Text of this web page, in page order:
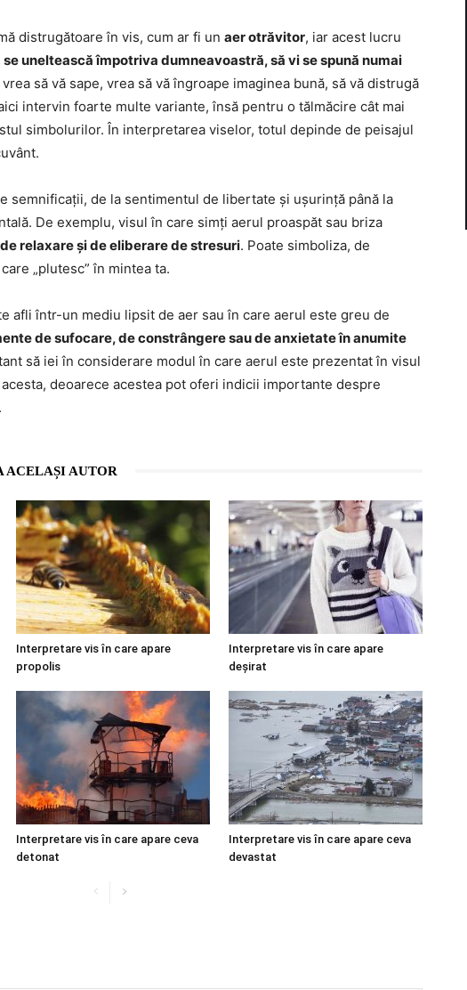
distrugătoare în vis, cum ar fi un aer otrăvitor, iar acest lucru
se uneltească împotriva dumneavoastră, să vi se spună numai
să vă sape, vrea să vă îngroape imaginea bună, să vă distrugă
intervin foarte multe variante, însă pentru o tălmăcire cât mai
simbolurilor. În interpretarea viselor, totul depinde de peisajul
semnificații, de la sentimentul de libertate și ușurință până la
De exemplu, visul în care simți aerul proaspăt sau briza
relaxare și de eliberare de stresuri. Poate simboliza, de
„plutesc” în mintea ta.
afli într-un mediu lipsit de aer sau în care aerul este greu de
de sufocare, de constrângere sau de anxietate în anumite
să iei în considerare modul în care aerul este prezentat în visul
deoarece acestea pot oferi indicii importante despre
ACELAȘI AUTOR
Interpretare vis în care apare
propolis
Interpretare vis în care apare
deșirat
Interpretare vis în care apare ceva
detonat
Interpretare vis în care apare ceva
devastat